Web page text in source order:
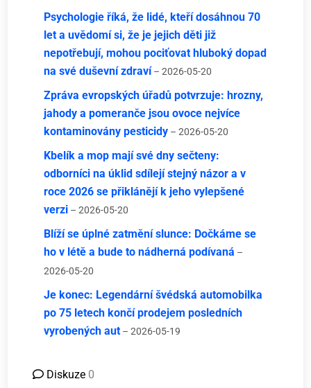
Psychologie říká, že lidé, kteří dosáhnou 70
let a uvědomí si, že je jejich děti již
nepotřebují, mohou pociťovat hluboký dopad
na své duševní zdraví – 2026-05-20
Zpráva evropských úřadů potvrzuje: hrozny,
jahody a pomeranče jsou ovoce nejvíce
kontaminovány pesticidy – 2026-05-20
Kbelík a mop mají své dny sečteny:
odborníci na úklid sdílejí stejný názor a v
roce 2026 se přiklánějí k jeho vylepšené
verzi – 2026-05-20
Blíží se úplné zatmění slunce: Dočkáme se
ho v létě a bude to nádherná podívaná –
2026-05-20
Je konec: Legendární švédská automobilka
po 75 letech končí prodejem posledních
vyrobených aut – 2026-05-19
Diskuze 0